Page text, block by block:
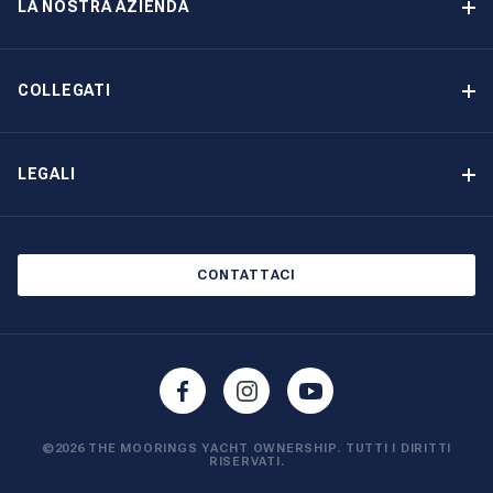
LA NOSTRA AZIENDA
COLLEGATI
LEGALI
CONTATTACI
©2026 THE MOORINGS YACHT OWNERSHIP. TUTTI I DIRITTI
RISERVATI.